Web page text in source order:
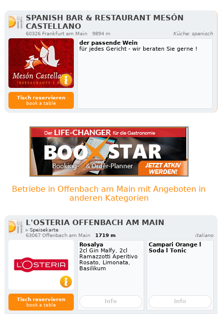
SPANISH BAR & RESTAURANT MESÓN
CASTELLANO
60326 Frankfurt am Main 9894 m Küche: spanisch
Tisch reservieren
book a table
der passende Wein
für jedes Gericht - wir beraten Sie gerne !
Betriebe in Offenbach am Main mit Angeboten in
anderen Kategorien
L'OSTERIA OFFENBACH AM MAIN
▹ Speisekarte
63067 Offenbach am Main
1719 m italiano
Tisch reservieren
book a table
Rosalya
2cl Gin Malfy, 2cl
Ramazzotti Aperitivo
Rosato, Limonata,
Basilikum
Info
Campari Orange l
Soda l Tonic
Info